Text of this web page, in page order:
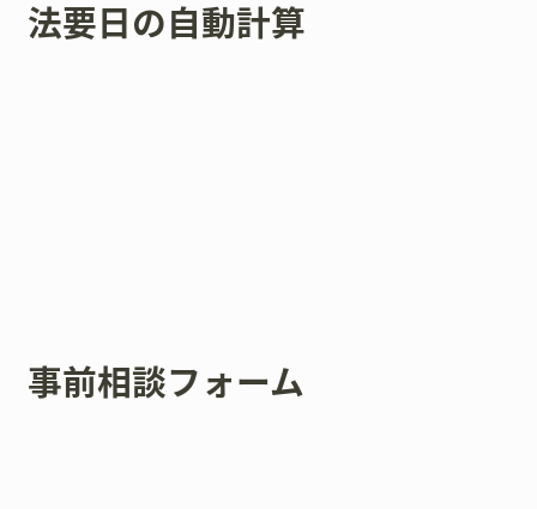
法要日の自動計算
事前相談フォーム